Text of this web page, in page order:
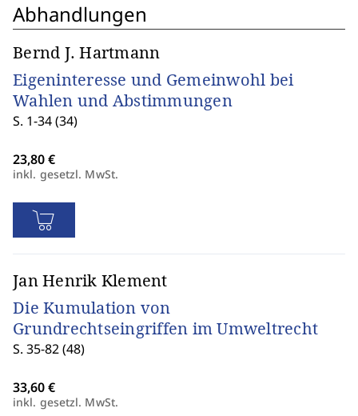
Abhandlungen
Bernd J. Hartmann
Eigeninteresse und Gemeinwohl bei
Wahlen und Abstimmungen
S. 1-34 (34)
inkl. gesetzl. MwSt.
Jan Henrik Klement
Die Kumulation von
Grundrechtseingriffen im Umweltrecht
S. 35-82 (48)
inkl. gesetzl. MwSt.